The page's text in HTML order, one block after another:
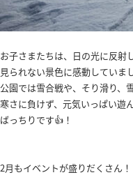
お子さまたちは、日の光に反射
見られない景色に感動していま
公園では雪合戦や、そり滑り、
寒さに負けず、元気いっぱい遊
ばっちりです👍！
2月もイベントが盛りだくさん！